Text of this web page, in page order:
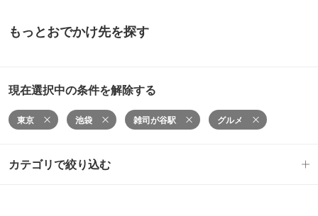
もっとおでかけ先を探す
現在選択中の条件を解除する
東京 池袋 雑司が谷駅 グルメ
カテゴリで絞り込む